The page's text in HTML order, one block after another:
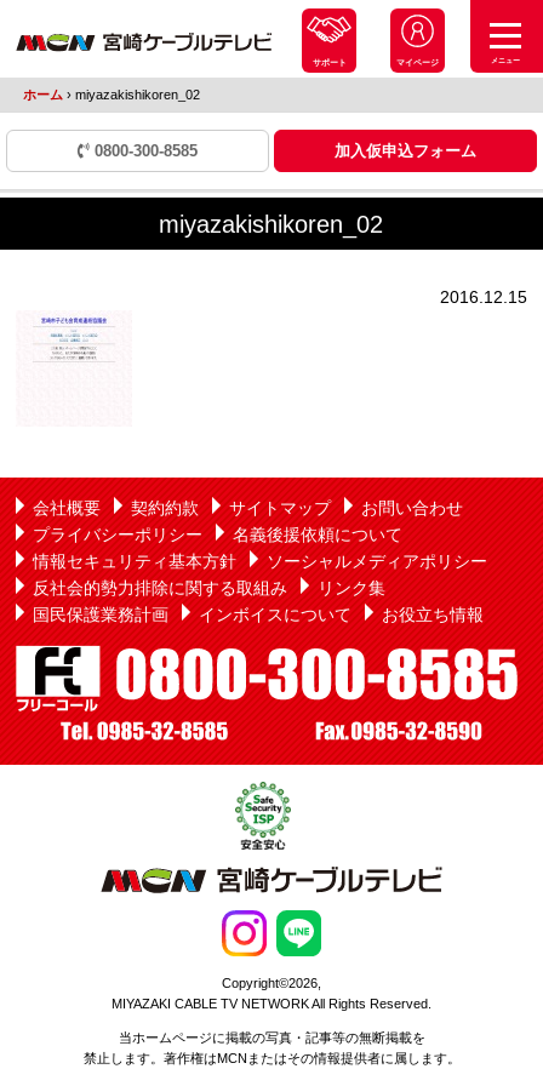
サポート マイページ メニュー
ホーム ›miyazakishikoren_02
0800-300-8585 加入仮申込フォーム
miyazakishikoren_02
2016.12.15
会社概要 契約約款 サイトマップ
お問い合わせ
プライバシーポリシー
名義後援依頼について
情報セキュリティ基本方針
ソーシャルメディアポリシー
反社会的勢力排除に関する取組み
リンク集
国民保護業務計画
インボイスについて お役立ち情報
Copyright©2026,
MIYAZAKI CABLE TV NETWORK All Rights Reserved.
当ホームページに掲載の写真・記事等の無断掲載を
禁止します。著作権はMCNまたはその情報提供者に属します。